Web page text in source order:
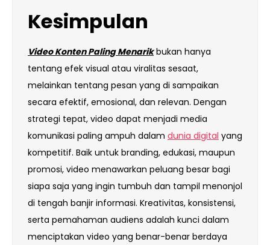
Kesimpulan
Video Konten Paling Menarikbukan hanya
tentang efek visual atau viralitas sesaat,
melainkan tentang pesan yang di sampaikan
secara efektif, emosional, dan relevan. Dengan
strategi tepat, video dapat menjadi media
komunikasi paling ampuh dalam dunia digital yang
kompetitif. Baik untuk branding, edukasi, maupun
promosi, video menawarkan peluang besar bagi
siapa saja yang ingin tumbuh dan tampil menonjol
di tengah banjir informasi. Kreativitas, konsistensi,
serta pemahaman audiens adalah kunci dalam
menciptakan video yang benar-benar berdaya